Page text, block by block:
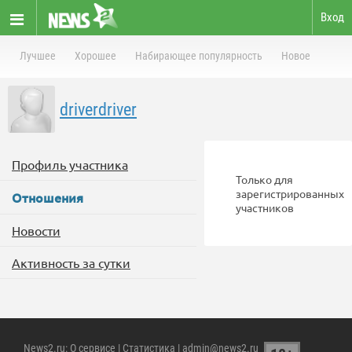
Вход
Лучшее Хорошее Набирающее популярность Новое
driverdriver
Профиль участника
Отношения
Новости
Активность за сутки
Только для
зарегистрированных
участников
News2.ru: О сервисе | Статистика | admin@news2.ru